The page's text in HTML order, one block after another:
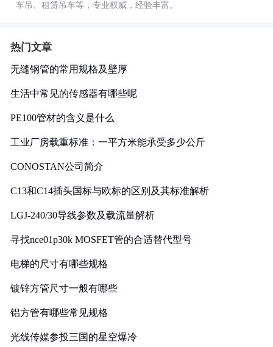
车吊、租赁吊车等，专业权威，经验丰富。
热门文章
无缝钢管的常用规格及壁厚
生活中常见的传感器有哪些呢
PE100管材的含义是什么
工业厂房载重标准：一平方米能承受多少公斤
CONOSTAN公司简介
C13和C14插头国标与欧标的区别及其标准解析
LGJ-240/30导线参数及载流量解析
寻找nce01p30k MOSFET管的合适替代型号
电梯的尺寸有哪些规格
镀锌方管尺寸一般有哪些
铝方管有哪些常见规格
光线传媒参投三国的星空爆冷